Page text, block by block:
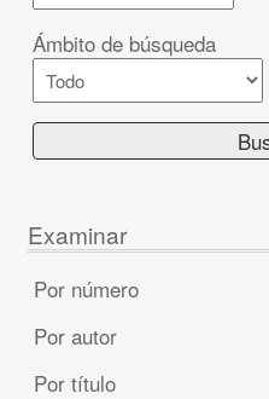
Ámbito de búsqueda
Examinar
Por número
Por autor
Por título